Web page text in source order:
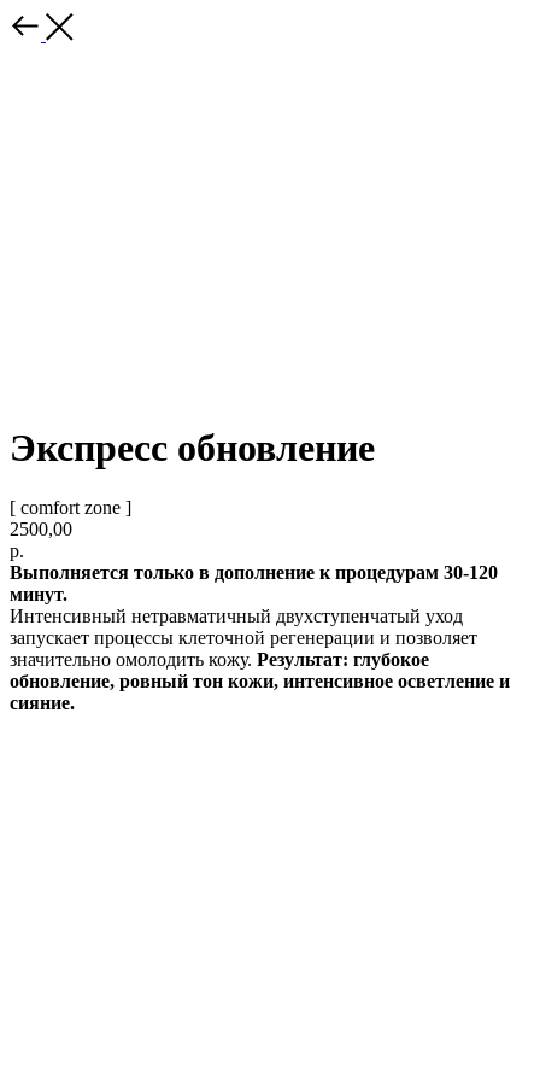
Экспресс обновление
[ comfort zone ]
2500,00
р.
Выполняется только в дополнение к процедурам 30-120
минут.
Интенсивный нетравматичный двухступенчатый уход
запускает процессы клеточной регенерации и позволяет
значительно омолодить кожу. Результат: глубокое
обновление, ровный тон кожи, интенсивное осветление и
сияние.